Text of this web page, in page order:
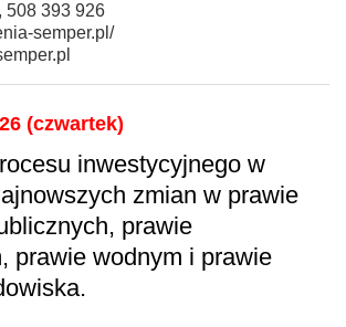
508 393 926
semper.pl/
(czwartek)
inwestycyjnego w
zmian w prawie
prawie
prawie wodnym i prawie